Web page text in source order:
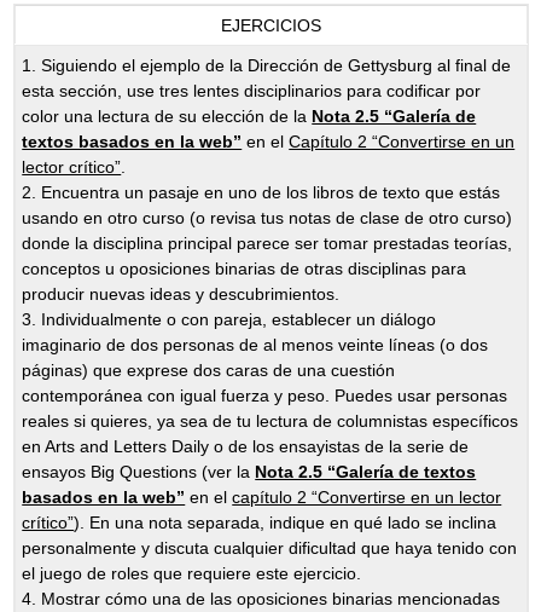
EJERCICIOS
1. Siguiendo el ejemplo de la Dirección de Gettysburg al final de
esta sección, use tres lentes disciplinarios para codificar por
color una lectura de su elección de la Nota 2.5 “Galería de
textos basados en la web” en elCapítulo 2 “Convertirse en un
lector crítico”
2. Encuentra un pasaje en uno de los libros de texto que estás
usando en otro curso (o revisa tus notas de clase de otro curso)
donde la disciplina principal parece ser tomar prestadas teorías,
conceptos u oposiciones binarias de otras disciplinas para
producir nuevas ideas y descubrimientos.
3. Individualmente o con pareja, establecer un diálogo
imaginario de dos personas de al menos veinte líneas (o dos
páginas) que exprese dos caras de una cuestión
contemporánea con igual fuerza y peso. Puedes usar personas
reales si quieres, ya sea de tu lectura de columnistas específicos
en Arts and Letters Daily o de los ensayistas de la serie de
ensayos Big Questions (ver la Nota 2.5 “Galería de textos
basados en la web” en elcapítulo 2 “Convertirse en un lector
crítico”). En una nota separada, indique en qué lado se inclina
personalmente y discuta cualquier dificultad que haya tenido con
el juego de roles que requiere este ejercicio.
4. Mostrar cómo una de las oposiciones binarias mencionadas